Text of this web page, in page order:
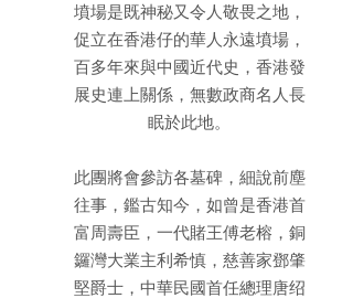
墳場是既神秘又令人敬畏之地，
促立在香港仔的華人永遠墳場，
百多年來與中國近代史，香港發
展史連上關係，無數政商名人長
眠於此地。
此團將會參訪各墓碑，細說前塵
往事，鑑古知今，如曾是香港首
富周壽臣，一代賭王傅老榕，銅
鑼灣大業主利希慎，慈善家鄧肇
堅爵士，中華民國首任總理唐绍